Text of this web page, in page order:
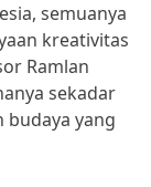
semuanya
kreativitas
Ramlan
sekadar
budaya yang